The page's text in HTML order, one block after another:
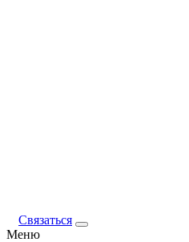
Связаться
Меню